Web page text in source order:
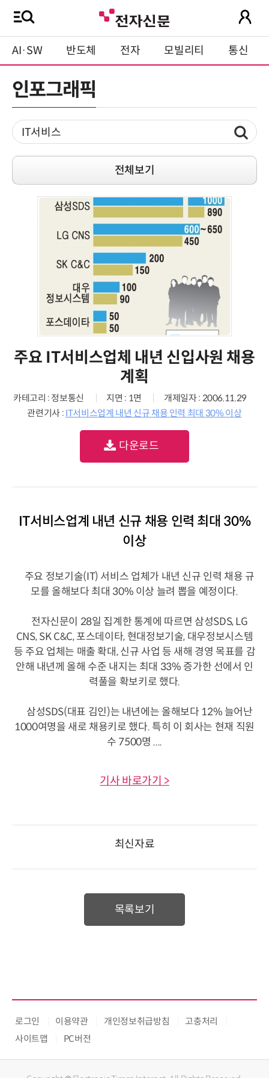
AI·SW 반도체 전자 모빌리티 통신
인포그래픽
전체보기
주요 IT서비스업체 내년 신입사원 채용
계획
카테고리 : 정보통신 지면 : 1면
개제일자 : 2006.11.29
관련기사 : IT서비스업계 내년 신규 채용 인력 최대 30% 이상
다운로드
IT서비스업계 내년 신규 채용 인력 최대 30%
이상
주요 정보기술(IT) 서비스 업체가 내년 신규 인력 채용 규
모를 올해보다 최대 30% 이상 늘려 뽑을 예정이다.
전자신문이 28일 집계한 통계에 따르면 삼성SDS, LG
CNS, SK C&C, 포스데이타, 현대정보기술, 대우정보시스템
등 주요 업체는 매출 확대, 신규 사업 등 새해 경영 목표를 감
안해 내년께 올해 수준 내지는 최대 33% 증가한 선에서 인
력풀을 확보키로 했다.
삼성SDS(대표 김인)는 내년에는 올해보다 12% 늘어난
1000여명을 새로 채용키로 했다. 특히 이 회사는 현재 직원
수 7500명 ....
기사 바로가기 >
최신자료
목록보기
로그인 이용약관 개인정보취급방침
고충처리
사이트맵
PC버전